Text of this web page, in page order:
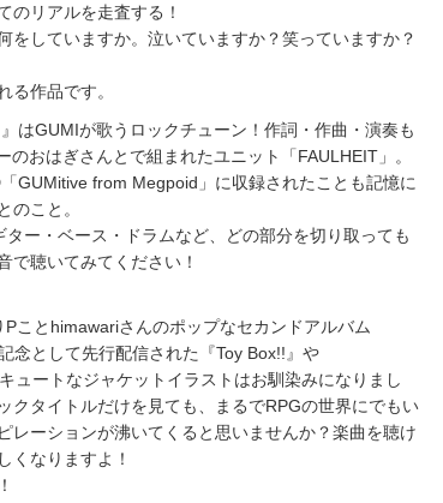
のリアルを走査する！
をしていますか。泣いていますか？笑っていますか？
る作品です。
はGUMIが歌うロックチューン！作詞・作曲・演奏も
おはぎさんとで組まれたユニット「FAULHEIT」。
GUMitive from Megpoid」に収録されたことも記憶に
のこと。
ー・ベース・ドラムなど、どの部分を切り取っても
で聴いてみてください！
ことhimawariさんのポップなセカンドアルバム
念として先行配信された『Toy Box!!』や
ュートなジャケットイラストはお馴染みになりまし
クタイトルだけを見ても、まるでRPGの世界にでもい
レーションが沸いてくると思いませんか？楽曲を聴け
くなりますよ！